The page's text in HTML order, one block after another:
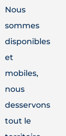
Nous
sommes
disponibles
et
mobiles,
nous
desservons
tout le